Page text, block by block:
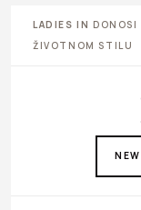
LADIES IN
ŽIVOTNOM STILU